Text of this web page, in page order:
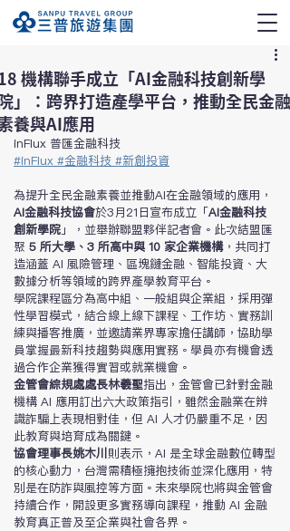
機構聯手成立「AI金融科技創新學
」：跨界打造產學平台，推動全民金融
養與AI應用
inFlux 普匯金融科技
#inFlux #金融科技 #新創投資
為提升全民金融素養並推動AI在金融領域的應用，
AI金融科技協會於3月21日宣布成立「AI金融科技
創新學院 」，並舉辦聯盟夥伴記者會。此次結盟匯
聚 5 所大學、3 所高中與 10 家企業機構，共同打
造涵蓋 AI 風險管理、區塊鏈金融、智能投資、大
數據分析等領域的跨界產學教育平台。
學院課程區分為高中組、一般組與企業組，採用彈
性學習模式，結合線上線下課程、工作坊、實務訓
練與播客推廣，並邀請業界專家擔任講師，協助學
員掌握最新科技趨勢與應用實務。學員亦有機會透
過合作企業獲得實習或就業機會。
金管會綜規處處長林羲聖指出，金管會已針對金融
機構 AI 應用訂出六大政策指引，雖然金融業在辨
識詐騙上表現相對佳，但 AI 人才仍嚴重不足，因
此教育與培育成為關鍵。
協會理事長姚木川則表示，AI 是全球金融數位轉型
的核心動力，台灣需積極擁抱技術並深化應用，特
別是在防詐與風控等方面。未來學院也將與金管會
持續合作，開設更多實務導向課程，推動 AI 金融
教育真正普及至企業與社會各界。